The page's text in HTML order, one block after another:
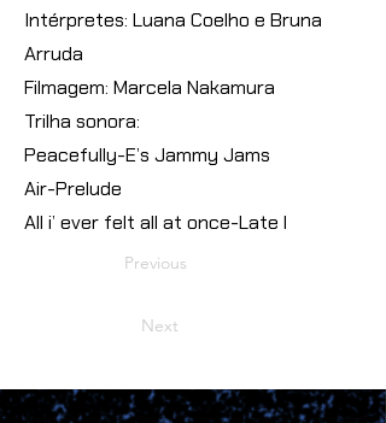
Intérpretes: Luana Coelho e Bruna
Arruda
Filmagem: Marcela Nakamura
Trilha sonora:
Peacefully-E’s Jammy Jams
Air-Prelude
All i’ ever felt all at once-Late l
Previous
Next